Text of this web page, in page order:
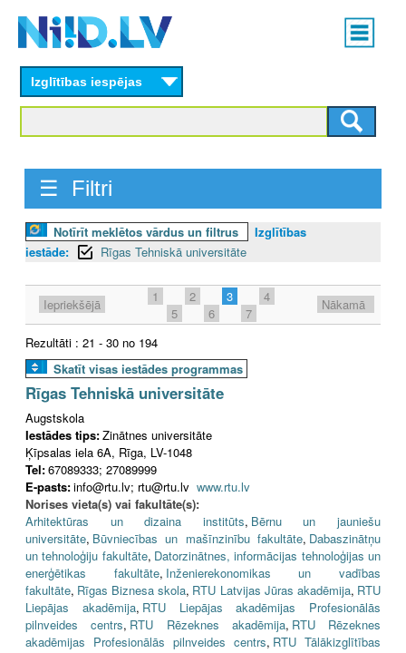
content
Main
menu
Izglītības iespējas
☰ Filtri
Notīrīt meklētos vārdus un filtrus
Izglītības
iestāde:
Rīgas Tehniskā universitāte
Iepriekšējā 1 2 3
4
5
6 7
Nākamā
Rezultāti : 21 - 30 no 194
Skatīt visas iestādes programmas
Rīgas Tehniskā universitāte
Augstskola
Iestādes tips:Zinātnes universitāte
Ķīpsalas iela 6A, Rīga, LV-1048
Tel:67089333; 27089999
E-pasts:info@rtu.lv; rtu@rtu.lv www.rtu.lv
Norises vieta(s) vai fakultāte(s):
Arhitektūras un dizaina institūts, Bērnu un jauniešu
universitāte, Būvniecības un mašīnzinību fakultāte, Dabaszinātņu
un tehnoloģiju fakultāte, Datorzinātnes, informācijas tehnoloģijas un
enerģētikas fakultāte, Inženierekonomikas un vadības
fakultāte, Rīgas Biznesa skola, RTU Latvijas Jūras akadēmija, RTU
Liepājas akadēmija, RTU Liepājas akadēmijas Profesionālās
pilnveides centrs, RTU Rēzeknes akadēmija, RTU Rēzeknes
akadēmijas Profesionālās pilnveides centrs, RTU Tālākizglītības